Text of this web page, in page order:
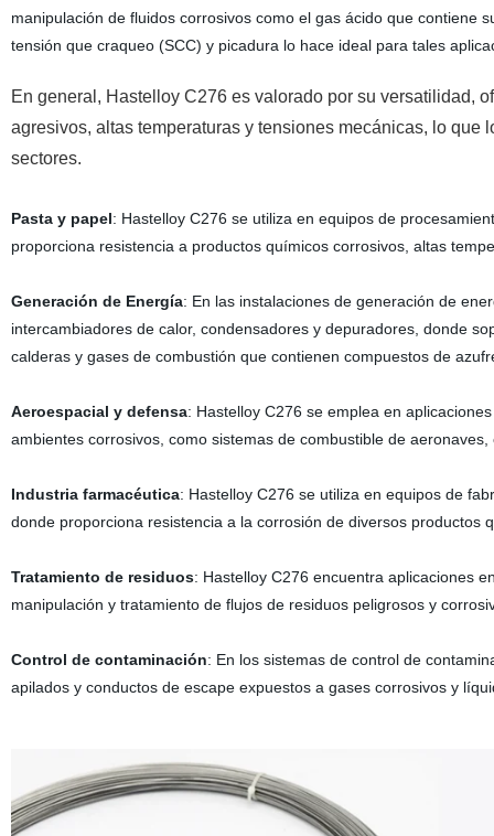
manipulación de fluidos corrosivos como el gas ácido que contiene
tensión que craqueo (SCC) y picadura lo hace ideal para tales
En general, Hastelloy C276 es valorado por su versatilidad,
agresivos, altas temperaturas y tensiones mecánicas, lo
sectores.
Pasta y papel: Hastelloy C276 se utiliza en equipos de
proporciona resistencia a productos químicos corrosivos, altas
Generación de Energía: En las instalaciones de generación de
intercambiadores de calor, condensadores y depuradores, donde
calderas y gases de combustión que contienen compuestos de
Aeroespacial y defensa: Hastelloy C276 se emplea en
ambientes corrosivos, como sistemas de combustible de
Industria farmacéutica: Hastelloy C276 se utiliza en equipos de
donde proporciona resistencia a la corrosión de diversos
Tratamiento de residuos: Hastelloy C276 encuentra aplicaciones
manipulación y tratamiento de flujos de residuos peligrosos y
Control de contaminación: En los sistemas de control de
apilados y conductos de escape expuestos a gases corrosivos y